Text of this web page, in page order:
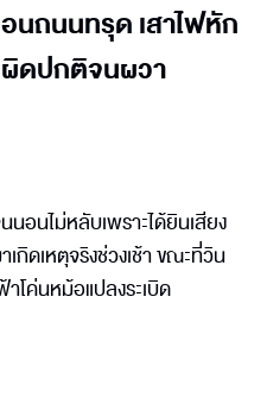
ถนนทรุด เสาไฟหัก
ผิดปกติจนผวา
อนไม่หลับเพราะได้ยินเสียง
กิดเหตุจริงช่วงเช้า ขณะที่วิน
าโค่นหม้อแปลงระเบิด